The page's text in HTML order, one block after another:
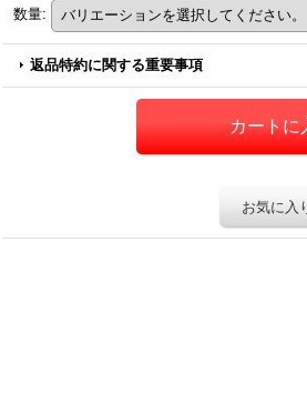
数量:
返品特約に関する重要事項
お気に入